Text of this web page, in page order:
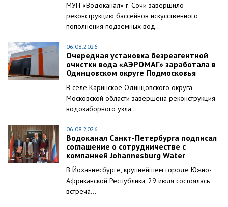
МУП «Водоканал» г. Сочи завершило
реконструкцию бассейнов искусственного
пополнения подземных вод...
06.08.2026
Очередная установка безреагентной
очистки вода «АЭРОМАГ» заработала в
Одинцовском округе Подмосковья
В селе Каринское Одинцовского округа
Московской области завершена реконструкция
водозаборного узла...
06.08.2026
Водоканал Санкт-Петербурга подписал
соглашение о сотрудничестве с
компанией Johannesburg Water
В Йоханнесбурге, крупнейшем городе Южно-
Африканской Республики, 29 июля состоялась
встреча...